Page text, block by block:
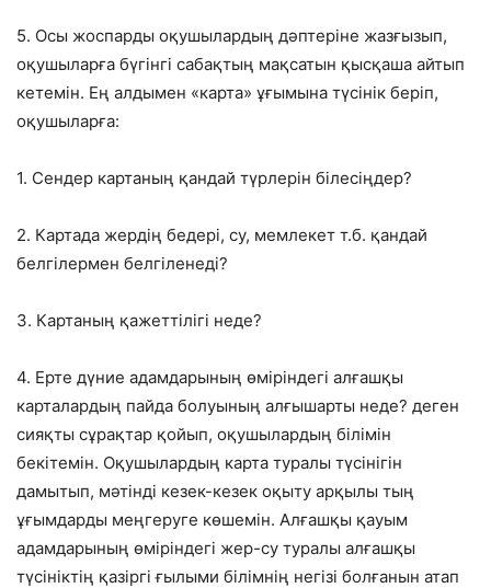
5. Осы жоспарды оқушылардың дәптеріне жазғызып,
оқушыларға бүгінгі сабақтың мақсатын қысқаша айтып
кетемін. Ең алдымен «карта» ұғымына түсінік беріп,
оқушыларға:
1. Сендер картаның қандай түрлерін білесіңдер?
2. Картада жердің бедері, су, мемлекет т.б. қандай
белгілермен белгіленеді?
3. Картаның қажеттілігі неде?
4. Ерте дүние адамдарының өміріндегі алғашқы
карталардың пайда болуының алғышарты неде? деген
сияқты сұрақтар қойып, оқушылардың білімін
бекітемін. Оқушылардың карта туралы түсінігін
дамытып, мәтінді кезек-кезек оқыту арқылы тың
ұғымдарды меңгеруге көшемін. Алғашқы қауым
адамдарының өміріндегі жер-су туралы алғашқы
түсініктің қазіргі ғылыми білімнің негізі болғанын атап